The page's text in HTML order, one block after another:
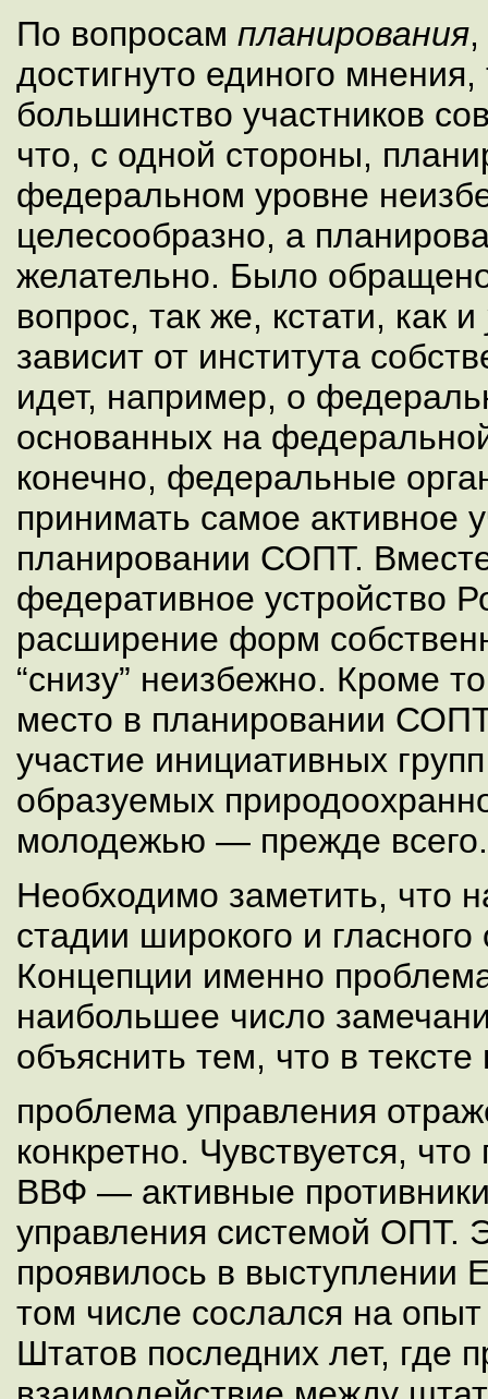
По вопросам планирования
достигнуто единого
большинство участников
что, с одной стороны,
федеральном уровне
целесообразно, а
желательно. Было
вопрос, так же, кстати, как и
зависит от института
идет, например, о
основанных на
конечно, федеральные
принимать самое активное
планировании СОПТ.
федеративное устройство
расширение форм
“снизу” неизбежно. Кроме
место в планировании
участие инициативных
образуемых
молодежью — прежде всего.
Необходимо заметить, что
стадии широкого и
Концепции именно
наибольшее число
объяснить тем, что в
проблема управления
конкретно. Чувствуется,
ВВФ — активные
управления системой ОПТ.
проявилось в выступлении
том числе сослался на
Штатов последних лет, где